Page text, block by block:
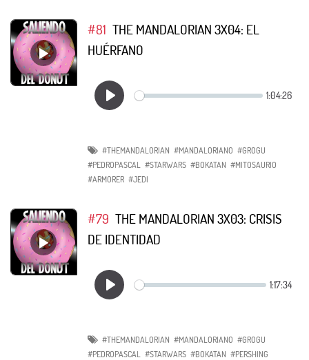
#81 THE MANDALORIAN 3X04: EL
HUÉRFANO
#THEMANDALORIAN #MANDALORIANO #GROGU
#PEDROPASCAL
#STARWARS #BOKATAN #MITOSAURIO
#ARMORER #JEDI
#79 THE MANDALORIAN 3X03: CRISIS
DE IDENTIDAD
#THEMANDALORIAN #MANDALORIANO #GROGU
#PEDROPASCAL
#STARWARS #BOKATAN #PERSHING